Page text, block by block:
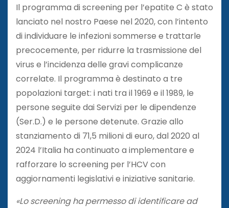
Il programma di screening per l’epatite C è stato
lanciato nel nostro Paese nel 2020, con l’intento
di individuare le infezioni sommerse e trattarle
precocemente, per ridurre la trasmissione del
virus e l’incidenza delle gravi complicanze
correlate. Il programma è destinato a tre
popolazioni target: i nati tra il 1969 e il 1989, le
persone seguite dai Servizi per le dipendenze
(Ser.D.) e le persone detenute. Grazie allo
stanziamento di 71,5 milioni di euro, dal 2020 al
2024 l’Italia ha continuato a implementare e
rafforzare lo screening per l’HCV con
aggiornamenti legislativi e iniziative sanitarie.
«Lo screening ha permesso di identificare ad